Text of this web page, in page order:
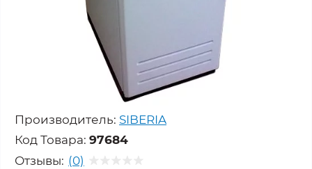
Производитель: SIBERIA
Код Товара: 97684
Отзывы: (0)